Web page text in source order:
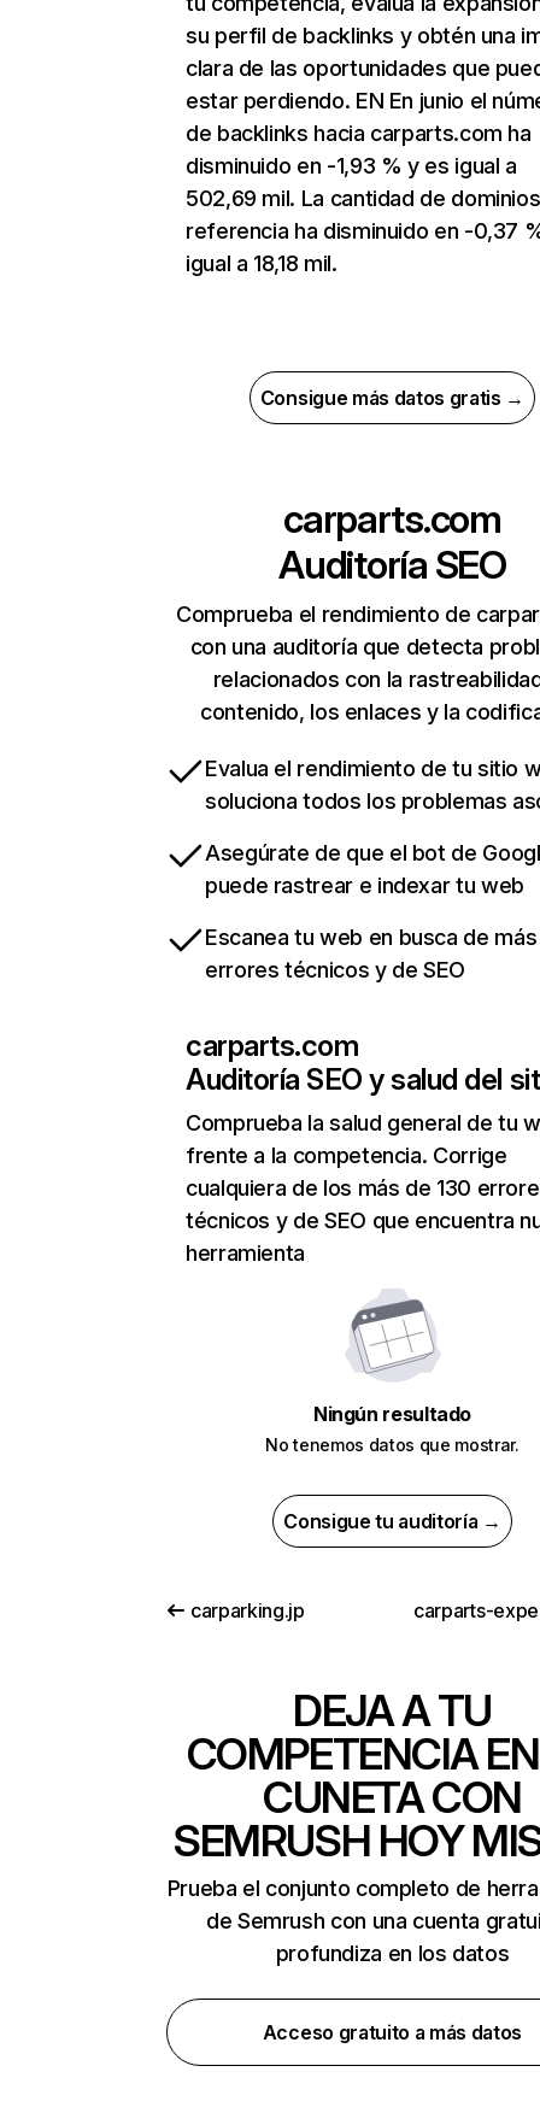
su perfil de backlinks y obtén una
clara de las oportunidades que
estar perdiendo. EN En junio el
de backlinks hacia carparts.com ha
disminuido en -1,93 % y es igual a
502,69 mil. La cantidad de
referencia ha disminuido en -0,37
igual a 18,18 mil.
Consigue más datos gratis →
carparts.com
Auditoría SEO
Comprueba el rendimiento de
con una auditoría que detecta
relacionados con la
contenido, los enlaces y la
Evalua el rendimiento de tu sitio
soluciona todos los problemas
Asegúrate de que el bot de
puede rastrear e indexar tu web
Escanea tu web en busca de
errores técnicos y de SEO
carparts.com
Auditoría SEO y salud del
Comprueba la salud general de tu
frente a la competencia. Corrige
cualquiera de los más de 130
técnicos y de SEO que encuentra
herramienta
Ningún resultado
No tenemos datos que mostrar.
Consigue tu auditoría →
carparking.jp carparts-
DEJA A TU
COMPETENCIA
CUNETA CON
SEMRUSH HOY
Prueba el conjunto completo de
de Semrush con una cuenta
profundiza en los datos
Acceso gratuito a más datos